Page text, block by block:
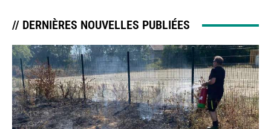
// DERNIÈRES NOUVELLES PUBLIÉES